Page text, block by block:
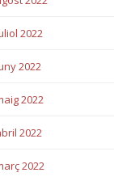
2022
2022
2022
2022
2022